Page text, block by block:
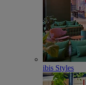
ibis Styles